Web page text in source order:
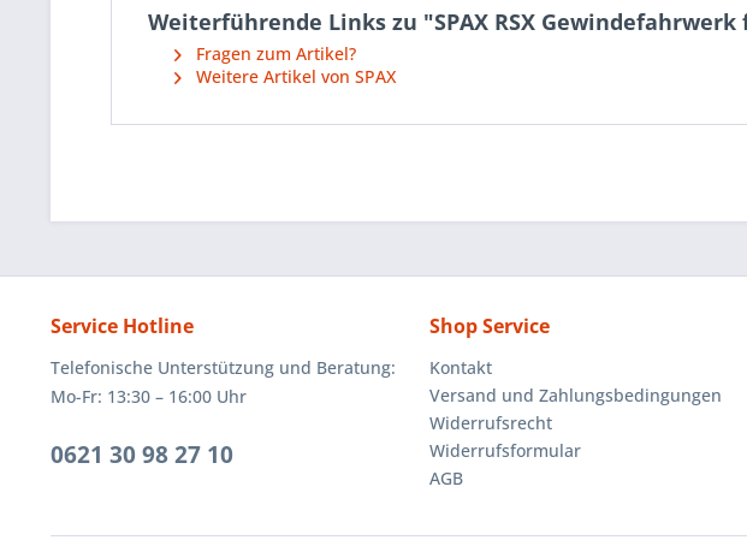
Weiterführende Links zu "SPAX RSX
Fragen zum Artikel?
Weitere Artikel von SPAX
Service Hotline
Telefonische Unterstützung und Beratung:
Mo-Fr: 13:30 – 16:00 Uhr
0621 30 98 27 10
Shop Service
Kontakt
Versand und Zahlungsbedingungen
Widerrufsrecht
Widerrufsformular
AGB